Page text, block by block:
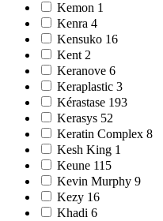
Kemon 1
Kenra 4
Kensuko 16
Kent 2
Keranove 6
Keraplastic 3
Kérastase 193
Kerasys 52
Keratin Complex 8
Kesh King 1
Keune 115
Kevin Murphy 9
Kezy 16
Khadi 6